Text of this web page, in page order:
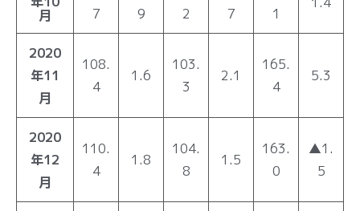
月
7
9
2
7
1
2020
年11
月
108.
4
1.6
103.
3
2.1
165.
4
5.3
2020
年12
月
110.
4
1.8
104.
8
1.5
163.
0
▲1.
5